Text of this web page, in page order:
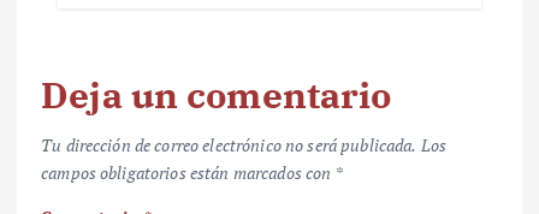
Deja un comentario
Tu dirección de correo electrónico no será publicada. Los
campos obligatorios están marcados con *